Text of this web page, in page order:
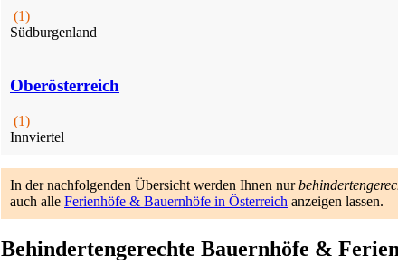
(1)
Südburgenland
Oberösterreich
(1)
Innviertel
In der nachfolgenden Übersicht werden Ihnen nur
auch alle Ferienhöfe & Bauernhöfe in Österreich anzeigen lassen.
Behindertengerechte Bauernhöfe &